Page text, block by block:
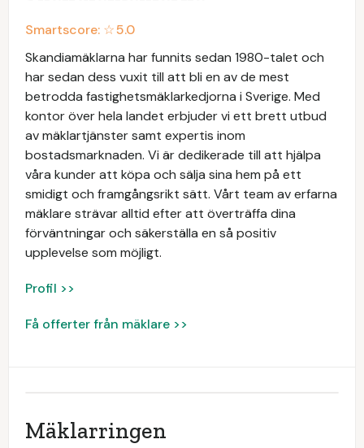
Smartscore: ☆5.0
Skandiamäklarna har funnits sedan 1980-talet och
har sedan dess vuxit till att bli en av de mest
betrodda fastighetsmäklarkedjorna i Sverige. Med
kontor över hela landet erbjuder vi ett brett utbud
av mäklartjänster samt expertis inom
bostadsmarknaden. Vi är dedikerade till att hjälpa
våra kunder att köpa och sälja sina hem på ett
smidigt och framgångsrikt sätt. Vårt team av erfarna
mäklare strävar alltid efter att överträffa dina
förväntningar och säkerställa en så positiv
upplevelse som möjligt.
Profil >>
Få offerter från mäklare >>
Mäklarringen